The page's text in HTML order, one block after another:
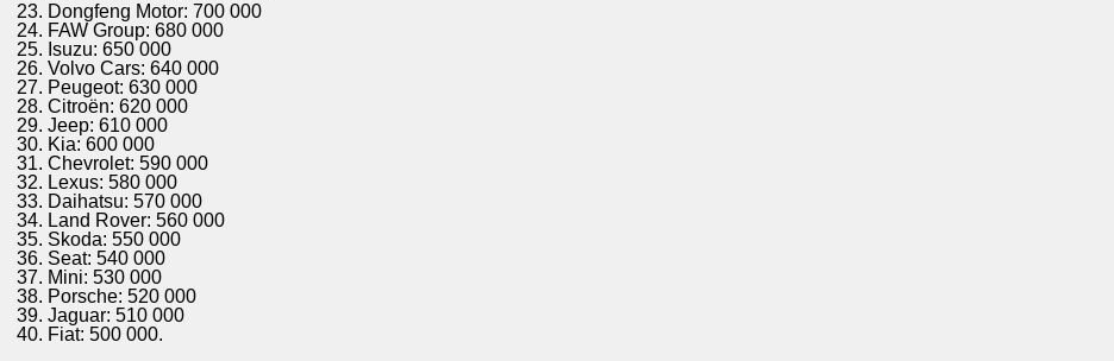
Dongfeng Motor: 700 000​
FAW Group: 680 000​
Isuzu: 650 000​
Volvo Cars: 640 000​
Peugeot: 630 000​
Citroën: 620 000​
Jeep: 610 000​
Kia: 600 000​
Chevrolet: 590 000​
Lexus: 580 000​
Daihatsu: 570 000​
Land Rover: 560 000​
Skoda: 550 000​
Seat: 540 000​
Mini: 530 000​
Porsche: 520 000​
Jaguar: 510 000​
Fiat: 500 000.